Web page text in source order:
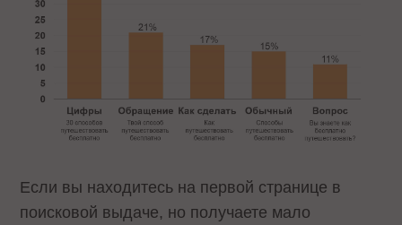
Если вы находитесь на первой странице в
поисковой выдаче, но получаете мало